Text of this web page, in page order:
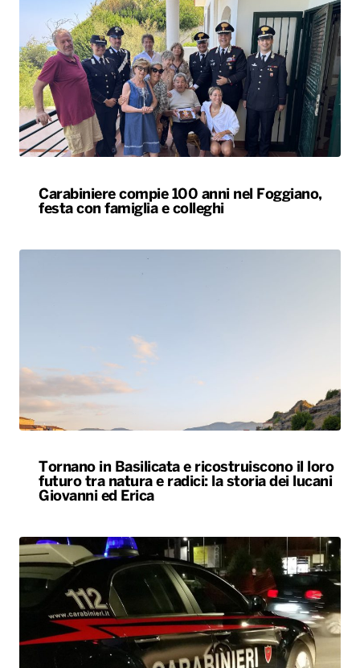
Carabiniere compie 100 anni nel Foggiano,
festa con famiglia e colleghi
Tornano in Basilicata e ricostruiscono il loro
futuro tra natura e radici: la storia dei lucani
Giovanni ed Erica